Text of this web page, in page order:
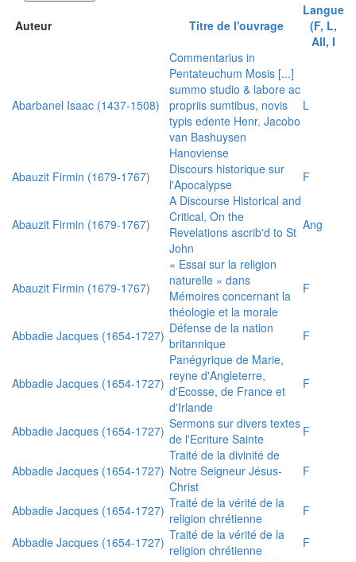
Auteur Titre de l'ouvrage
Langue
(F, L,
All, I
Abarbanel Isaac (1437-1508)
Commentarius in
Pentateuchum Mosis [...]
summo studio & labore ac
propriis sumtibus, novis
typis edente Henr. Jacobo
van Bashuysen
Hanoviense
L
Abauzit Firmin (1679-1767)
Discours historique sur
l'Apocalypse
F
Abauzit Firmin (1679-1767)
A Discourse Historical and
Critical, On the
Revelations ascrib'd to St
John
Ang
Abauzit Firmin (1679-1767)
« Essai sur la religion
naturelle » dans
Mémoires concernant la
théologie et la morale
F
Abbadie Jacques (1654-1727) Défense de la nation
britannique
F
Abbadie Jacques (1654-1727)
Panégyrique de Marie,
reyne d'Angleterre,
d'Ecosse, de France et
d'Irlande
F
Abbadie Jacques (1654-1727) Sermons sur divers textes
de l'Ecriture Sainte
F
Abbadie Jacques (1654-1727)
Traité de la divinité de
Notre Seigneur Jésus-
Christ
F
Abbadie Jacques (1654-1727) Traité de la vérité de la
religion chrétienne
F
Abbadie Jacques (1654-1727) Traité de la vérité de la
religion chrétienne
F